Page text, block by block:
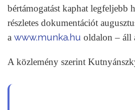
bértámogatást kaphat legfeljebb
részletes dokumentációt
a www.munka.hu oldalon – áll
A közlemény szerint